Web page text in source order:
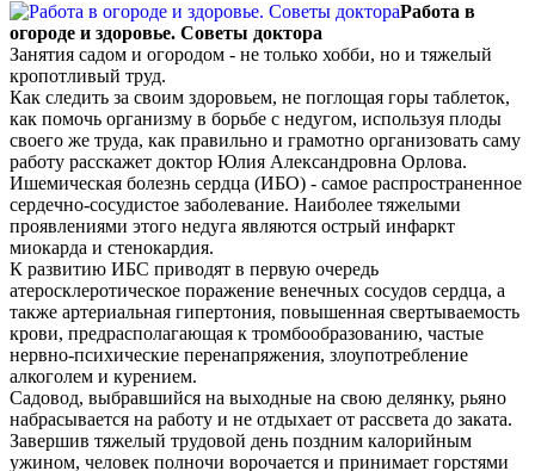
Работа в
огороде и здоровье. Советы доктора
Занятия садом и огородом - не только хобби, но и тяжелый
кропотливый труд.
Как следить за своим здоровьем, не поглощая горы таблеток,
как помочь организму в борьбе с недугом, используя плоды
своего же труда, как правильно и грамотно организовать саму
работу расскажет доктор Юлия Александровна Орлова.
Ишемическая болезнь сердца (ИБО) - самое распространенное
сердечно-сосудистое заболевание. Наиболее тяжелыми
проявлениями этого недуга являются острый инфаркт
миокарда и стенокардия.
К развитию ИБС приводят в первую очередь
атеросклеротическое поражение венечных сосудов сердца, а
также артериальная гипертония, повышенная свертываемость
крови, предрасполагающая к тромбообразованию, частые
нервно-психические перенапряжения, злоупотребление
алкоголем и курением.
Садовод, выбравшийся на выходные на свою делянку, рьяно
набрасывается на работу и не отдыхает от рассвета до заката.
Завершив тяжелый трудовой день поздним калорийным
ужином, человек полночи ворочается и принимает горстями